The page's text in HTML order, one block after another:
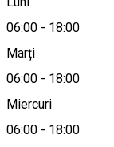
06:00 - 18:00
Marți
06:00 - 18:00
Miercuri
06:00 - 18:00
Hartă